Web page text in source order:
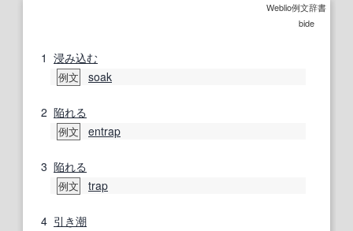
Weblio例文辞書
bide
1 浸み込む
例文 soak
2 陥れる
例文 entrap
3 陥れる
例文 trap
4 引き潮